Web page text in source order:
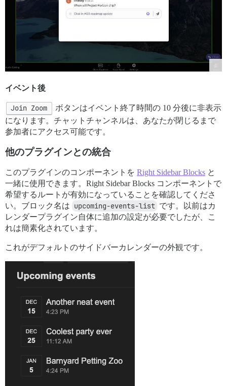
イベント後
Join Zoom
ボタンはイベント終了時間の 10 分後に非表示
になります。チャットチャンネルは、あなたが閉じるまで
参加者にアクセス可能です。
他のプラグインとの統合
このプラグインのコンポーネントを Right Sidebar Blocks と
一緒に使用できます。Right Sidebar Blocks コンポーネントで
希望するルートが有効になっていることを確認してくださ
い。ブロック名は upcoming-events-list です。以前はカ
レンダープラグイン自体に追加の設定が必要でしたが、こ
れは簡素化されています。
これがデフォルトのサイドバーカレンダーの外観です。